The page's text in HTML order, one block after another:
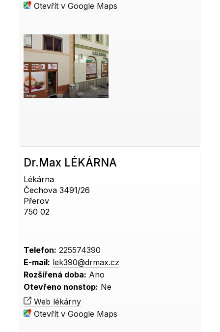
Otevřít v Google Maps
Dr.Max LÉKÁRNA
Lékárna
Čechova 3491/26
Přerov
750 02
Telefon: 225574390
E-mail: lek390@drmax.cz
Rozšířená doba: Ano
Otevřeno nonstop: Ne
Web lékárny
Otevřít v Google Maps